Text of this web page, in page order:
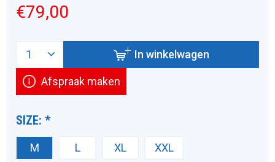
€79,00
In winkelwagen
Afspraak maken
SIZE:*
M L XL XXL